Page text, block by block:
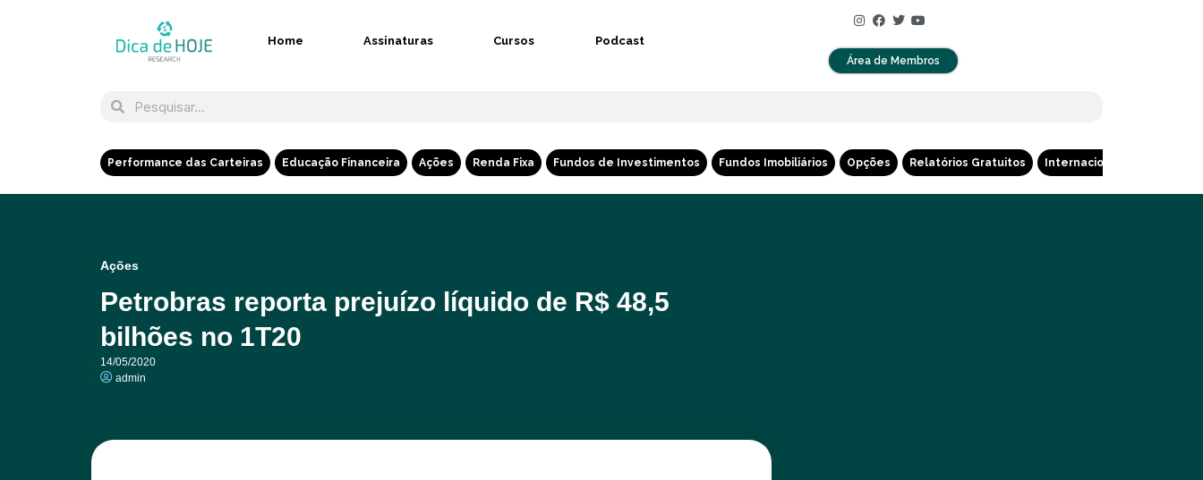
Home Assinaturas Cursos Podcast
Área de Membros
Performance das Carteiras Educação Financeira Ações Renda Fixa Fundos de Investimentos Fundos Imobiliários Opções Relatórios Gratuitos Internacional
Ações
Petrobras reporta prejuízo líquido de R$ 48,5
bilhões no 1T20
14/05/2020
admin